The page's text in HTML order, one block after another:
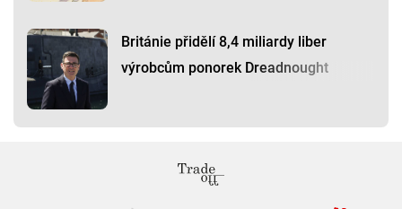
Británie přidělí 8,4 miliardy liber
výrobcům ponorek Dreadnought